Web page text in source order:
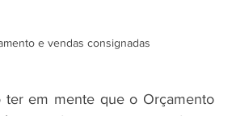
e vendas consignadas
ter em mente que o Orçamento